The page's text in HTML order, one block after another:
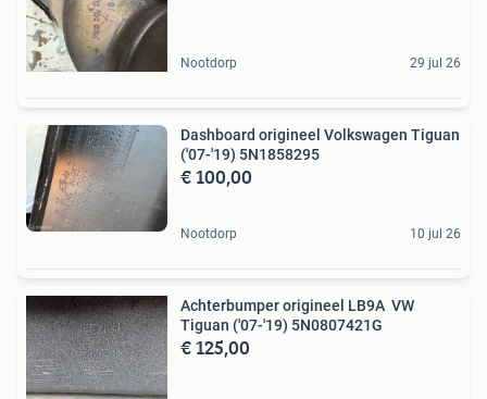
Nootdorp 29 jul 26
Dashboard origineel Volkswagen Tiguan
('07-'19) 5N1858295
€ 100,00
Nootdorp 10 jul 26
Achterbumper origineel LB9A VW
Tiguan ('07-'19) 5N0807421G
€ 125,00